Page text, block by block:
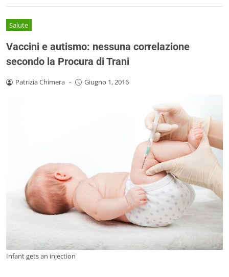
Salute
Vaccini e autismo: nessuna correlazione
secondo la Procura di Trani
Patrizia Chimera - Giugno 1, 2016
Infant gets an injection